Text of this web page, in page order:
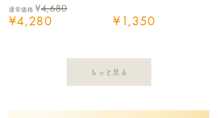
通常価格 ¥4,680
¥4,280 ¥1,350
もっと見る